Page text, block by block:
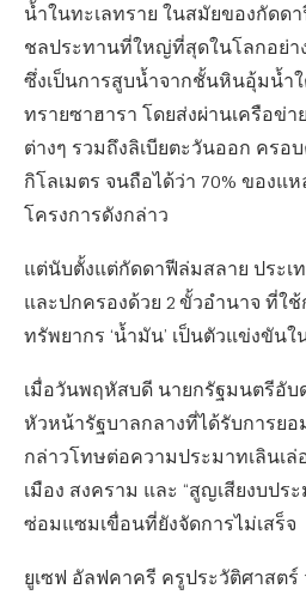
น้ำในทะเลทราย ในสมัยของกัดด
ชลประทานที่ใหญ่ที่สุดในโลกอย่าง
ซึ่งเป็นการสูบน้ำจากชั้นหินอุ้มน้ำ
ทรายซาฮารา โดยส่งผ่านเครือข่า
ต่างๆ รวมถึงลิเบียตะวันออก ครอ
กิโลเมตร จนถือได้ว่า 70% ของแ
โครงการดังกล่าว
แต่นับตั้งแต่กัดดาฟีล่มสลาย ประเ
และปกครองด้วย 2 ขั้วอำนาจ ที่ใ
ทรัพยากร ‘น้ำมัน’ เป็นตัวแข่งขัน
เมื่อวันพฤหัสบดี นายกรัฐมนตรีอั
หัวหน้ารัฐบาลกลางที่ได้รับการย
กล่าวโทษต่อความประมาทเลินเ
เมือง สงคราม และ “สูญเสียงบปร
ซ่อมแซมเขื่อนที่ยังจัดการไม่เสร็จ
ยูเซฟ อัลฟคาครี ครูประวัติศาสตร์